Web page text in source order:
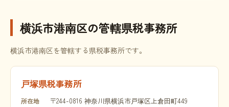
横浜市港南区の管轄県税事務所
横浜市港南区を管轄する県税事務所です。
戸塚県税事務所
所在地 〒244-0816 神奈川県横浜市戸塚区上倉田町449